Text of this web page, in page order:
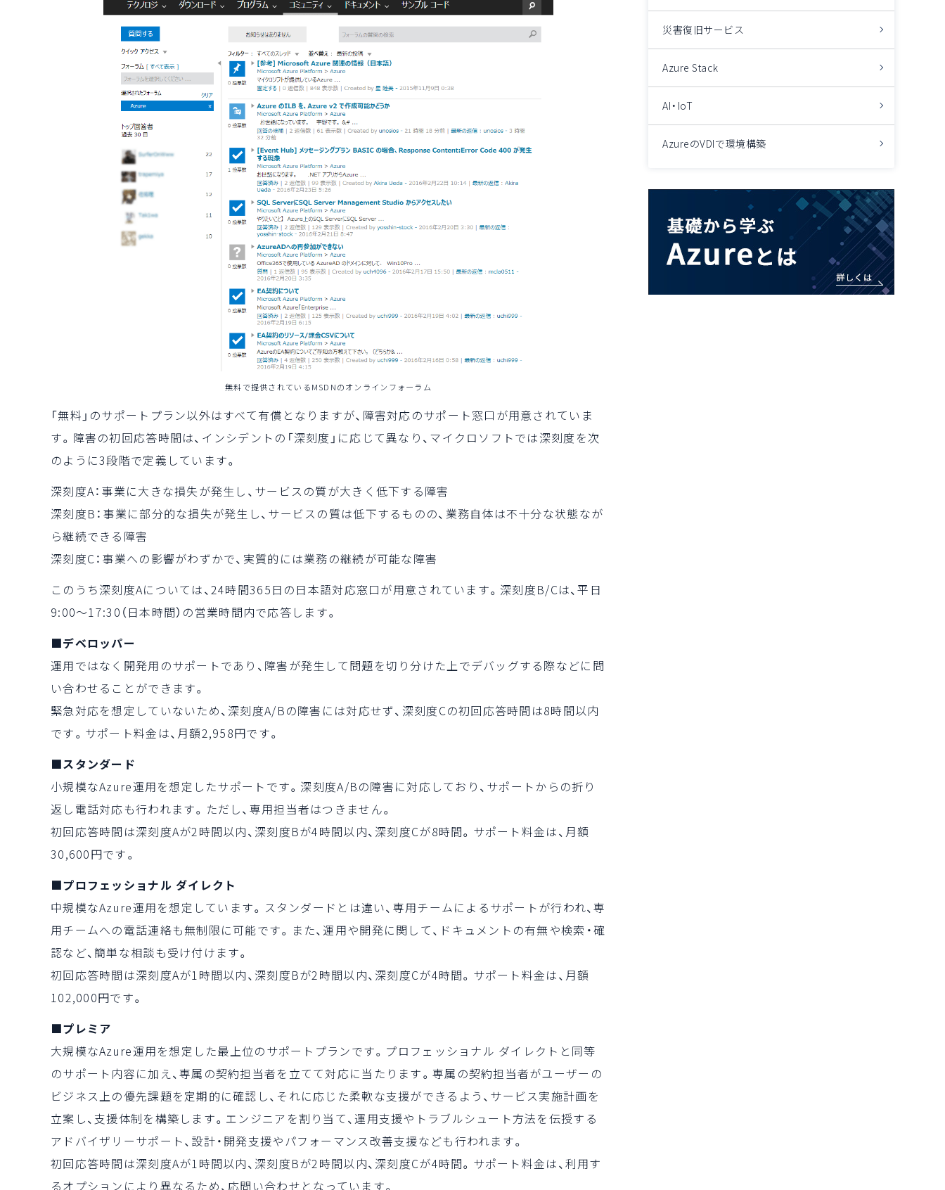
無料で提供されているMSDNのオンラインフォーラム
「無料」のサポートプラン以外はすべて有償となりますが、障害対応のサポート窓口が用意されていま
す。障害の初回応答時間は、インシデントの「深刻度」に応じて異なり、マイクロソフトでは深刻度を次
のように3段階で定義しています。
深刻度A：事業に大きな損失が発生し、サービスの質が大きく低下する障害
深刻度B：事業に部分的な損失が発生し、サービスの質は低下するものの、業務自体は不十分な状態なが
ら継続できる障害
深刻度C：事業への影響がわずかで、実質的には業務の継続が可能な障害
このうち深刻度Aについては、24時間365日の日本語対応窓口が用意されています。深刻度B/Cは、平日
9:00～17:30（日本時間）の営業時間内で応答します。
■デベロッパー
運用ではなく開発用のサポートであり、障害が発生して問題を切り分けた上でデバッグする際などに問
い合わせることができます。
緊急対応を想定していないため、深刻度A/Bの障害には対応せず、深刻度Cの初回応答時間は8時間以内
です。サポート料金は、月額2,958円です。
■スタンダード
小規模なAzure運用を想定したサポートです。深刻度A/Bの障害に対応しており、サポートからの折り
返し電話対応も行われます。ただし、専用担当者はつきません。
初回応答時間は深刻度Aが2時間以内、深刻度Bが4時間以内、深刻度Cが8時間。サポート料金は、月額
30,600円です。
■プロフェッショナル ダイレクト
中規模なAzure運用を想定しています。スタンダードとは違い、専用チームによるサポートが行われ、専
用チームへの電話連絡も無制限に可能です。また、運用や開発に関して、ドキュメントの有無や検索・確
認など、簡単な相談も受け付けます。
初回応答時間は深刻度Aが1時間以内、深刻度Bが2時間以内、深刻度Cが4時間。サポート料金は、月額
102,000円です。
■プレミア
大規模なAzure運用を想定した最上位のサポートプランです。プロフェッショナル ダイレクトと同等
のサポート内容に加え、専属の契約担当者を立てて対応に当たります。専属の契約担当者がユーザーの
ビジネス上の優先課題を定期的に確認し、それに応じた柔軟な支援ができるよう、サービス実施計画を
立案し、支援体制を構築します。エンジニアを割り当て、運用支援やトラブルシュート方法を伝授する
アドバイザリーサポート、設計・開発支援やパフォーマンス改善支援なども行われます。
初回応答時間は深刻度Aが1時間以内、深刻度Bが2時間以内、深刻度Cが4時間。サポート料金は、利用す
るオプションにより異なるため、応問い合わせとなっています。
災害復旧サービス
Azure Stack
AI・IoT
AzureのVDIで環境構築